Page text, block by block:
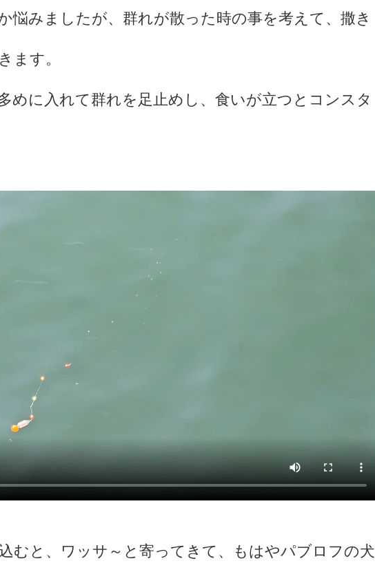
悩みましたが、群れが散った時の事を考えて、撒き
ます。
めに入れて群れを足止めし、食いが立つとコンスタ
むと、ワッサ～と寄ってきて、もはやパブロフの犬